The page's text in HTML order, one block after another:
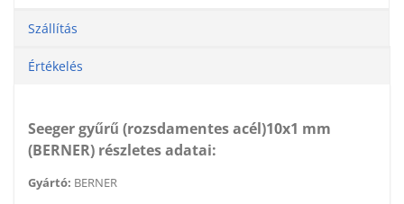
Szállítás
Értékelés
Seeger gyűrű (rozsdamentes acél)10x1 mm
(BERNER) részletes adatai:
Gyártó: BERNER